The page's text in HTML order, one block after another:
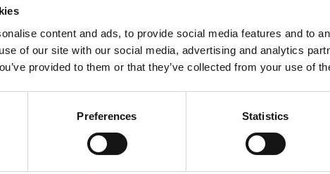
content and ads, to provide social media features and to
of our site with our social media, advertising and analytics
provided to them or that they’ve collected from your use of
Preferences Statistics
OPPAAT